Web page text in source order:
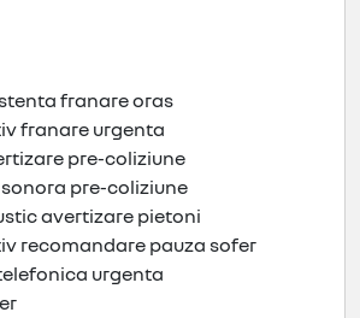
franare oras
franare urgenta
pre-coliziune
pre-coliziune
avertizare pietoni
recomandare pauza sofer
urgenta